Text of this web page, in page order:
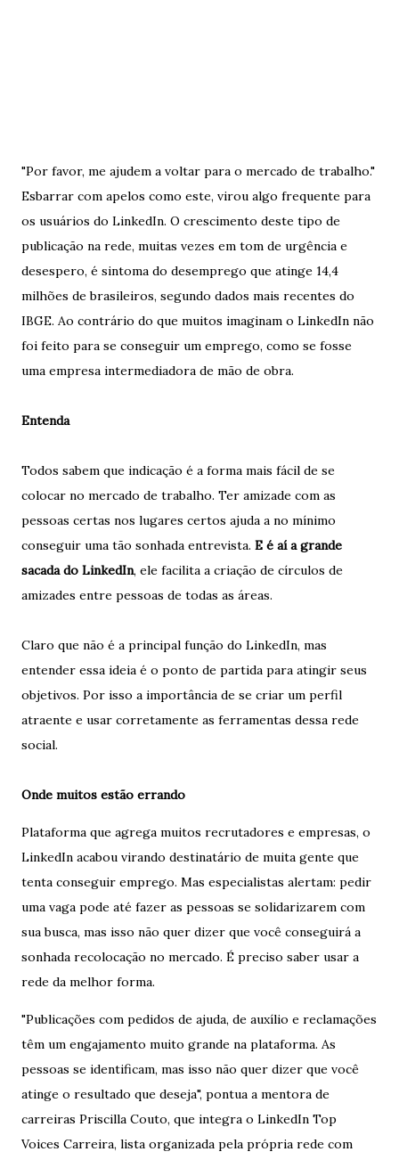
"Por favor, me ajudem a voltar para o mercado de trabalho."
Esbarrar com apelos como este, virou algo frequente para
os usuários do LinkedIn. O crescimento deste tipo de
publicação na rede, muitas vezes em tom de urgência e
desespero, é sintoma do desemprego que atinge 14,4
milhões de brasileiros, segundo dados mais recentes do
IBGE. Ao contrário do que muitos imaginam o LinkedIn não
foi feito para se conseguir um emprego, como se fosse
uma empresa intermediadora de mão de obra.
Entenda
Todos sabem que indicação é a forma mais fácil de se
colocar no mercado de trabalho. Ter amizade com as
pessoas certas nos lugares certos ajuda a no mínimo
conseguir uma tão sonhada entrevista. E é aí a grande
sacada do LinkedIn, ele facilita a criação de círculos de
amizades entre pessoas de todas as áreas.
Claro que não é a principal função do LinkedIn, mas
entender essa ideia é o ponto de partida para atingir seus
objetivos. Por isso a importância de se criar um perfil
atraente e usar corretamente as ferramentas dessa rede
social.
Onde muitos estão errando
Plataforma que agrega muitos recrutadores e empresas, o
LinkedIn acabou virando destinatário de muita gente que
tenta conseguir emprego. Mas especialistas alertam: pedir
uma vaga pode até fazer as pessoas se solidarizarem com
sua busca, mas isso não quer dizer que você conseguirá a
sonhada recolocação no mercado. É preciso saber usar a
rede da melhor forma.
"Publicações com pedidos de ajuda, de auxílio e reclamações
têm um engajamento muito grande na plataforma. As
pessoas se identificam, mas isso não quer dizer que você
atinge o resultado que deseja", pontua a mentora de
carreiras Priscilla Couto, que integra o LinkedIn Top
Voices Carreira, lista organizada pela própria rede com